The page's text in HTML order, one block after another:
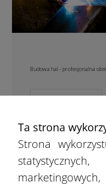
Budowa hal - profesjonalna
Ta strona
Strona